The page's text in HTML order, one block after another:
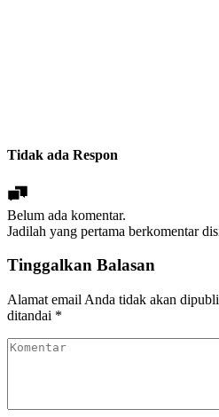
Tidak ada Respon
Belum ada komentar.
Jadilah yang pertama berkomentar
Tinggalkan Balasan
Alamat email Anda tidak akan
ditandai *